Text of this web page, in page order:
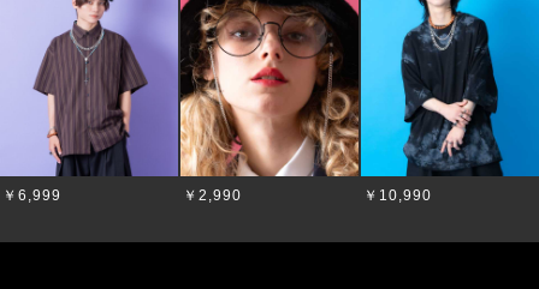
￥6,999 ￥2,990 ￥10,990